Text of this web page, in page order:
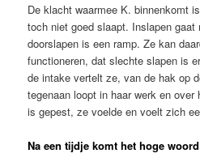
De klacht waarmee K. binnenkomt
toch niet goed slaapt. Inslapen
doorslapen is een ramp. Ze kan
functioneren, dat slechte slapen is
de intake vertelt ze, van de hak op
tegenaan loopt in haar werk en over
is gepest, ze voelde en voelt zich
Na een tijdje komt het hoge